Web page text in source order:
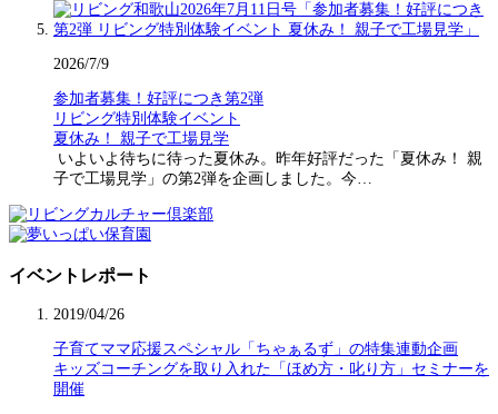
2026/7/9
参加者募集！好評につき第2弾
リビング特別体験イベント
夏休み！ 親子で工場見学
いよいよ待ちに待った夏休み。昨年好評だった「夏休み！ 親
子で工場見学」の第2弾を企画しました。今…
イベントレポート
2019/04/26
子育てママ応援スペシャル「ちゃぁるず」の特集連動企画
キッズコーチングを取り入れた「ほめ方・叱り方」セミナーを
開催